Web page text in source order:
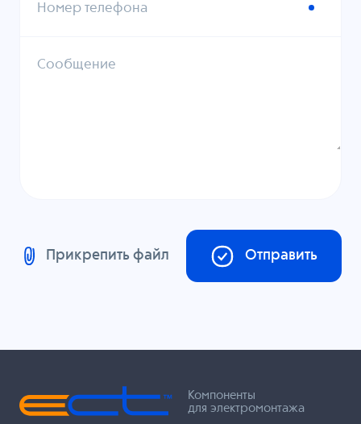
Номер телефона
Сообщение
Прикрепить файл Отправить
Компоненты
для электромонтажа